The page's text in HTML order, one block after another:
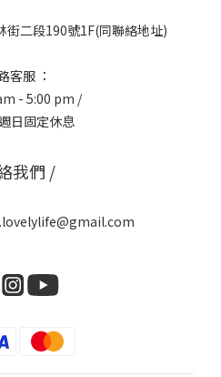
街二段190號1F(同聯絡地址)
客服 ：
- 5:00 pm /
日固定休息
我們 /